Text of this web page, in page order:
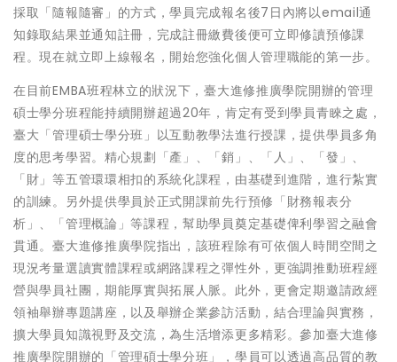
採取「隨報隨審」的方式，學員完成報名後7日內將以email通
知錄取結果並通知註冊，完成註冊繳費後便可立即修讀預修課
程。現在就立即上線報名，開始您強化個人管理職能的第一步。
在目前EMBA班程林立的狀況下，臺大進修推廣學院開辦的管理
碩士學分班程能持續開辦超過20年，肯定有受到學員青睞之處，
臺大「管理碩士學分班」以互動教學法進行授課，提供學員多角
度的思考學習。精心規劃「產」、「銷」、「人」、「發」、
「財」等五管環環相扣的系統化課程，由基礎到進階，進行紮實
的訓練。另外提供學員於正式開課前先行預修「財務報表分
析」、「管理概論」等課程，幫助學員奠定基礎俾利學習之融會
貫通。臺大進修推廣學院指出，該班程除有可依個人時間空間之
現況考量選讀實體課程或網路課程之彈性外，更強調推動班程經
營與學員社團，期能厚實與拓展人脈。此外，更會定期邀請政經
領袖舉辦專題講座，以及舉辦企業參訪活動，結合理論與實務，
擴大學員知識視野及交流，為生活增添更多精彩。參加臺大進修
推廣學院開辦的「管理碩士學分班」，學員可以透過高品質的教